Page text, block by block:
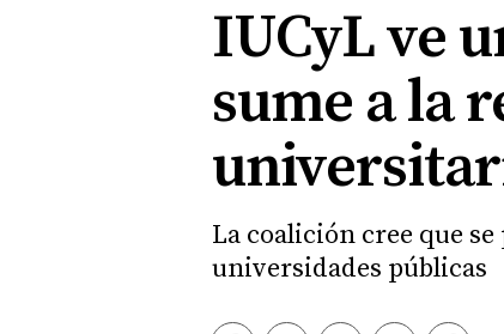
IUCyL ve
sume a la
La coalición cree que
universidades públicas